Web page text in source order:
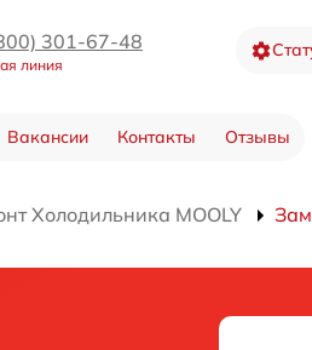
301-67-48
линия
Вакансии Контакты Отзывы
Холодильника MOOLY